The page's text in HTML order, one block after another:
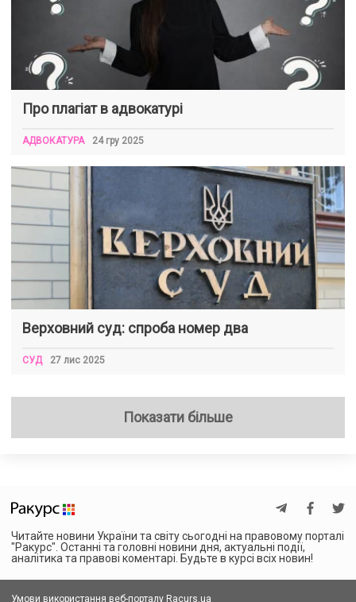
Про плагіат в адвокатурі
АДВОКАТУРА 24 гру 2025
Верховний суд: спроба номер два
СУД 27 лис 2025
Показати більше
Читайте новини України та світу сьогодні на правовому порталі
"Ракурс". Останні та головні новини дня, актуальні події,
аналітика та правові коментарі. Будьте в курсі всіх новин!
Умови використання веб-порталу Racurs.ua